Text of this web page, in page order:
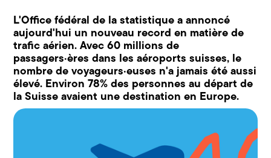
L'Office fédéral de la statistique a annoncé
aujourd'hui un nouveau record en matière de
trafic aérien. Avec 60 millions de
passagers·ères dans les aéroports suisses, le
nombre de voyageurs·euses n'a jamais été aussi
élevé. Environ 78% des personnes au départ de
la Suisse avaient une destination en Europe.